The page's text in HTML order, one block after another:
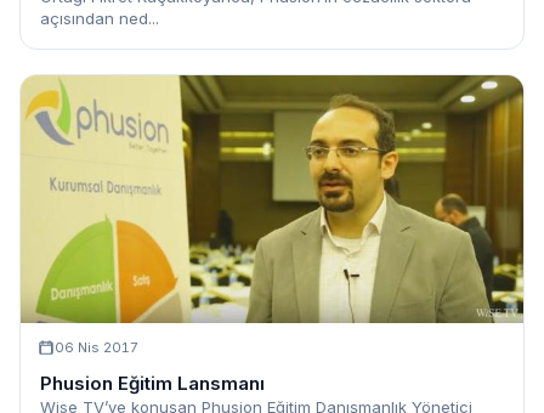
açısından ned...
06 Nis 2017
Phusion Eğitim Lansmanı
Wise TV’ye konuşan Phusion Eğitim Danışmanlık Yönetici